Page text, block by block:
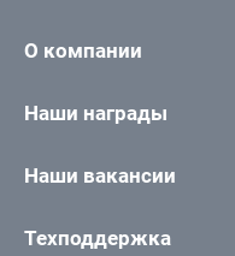
О компании
Наши награды
Наши вакансии
Техподдержка